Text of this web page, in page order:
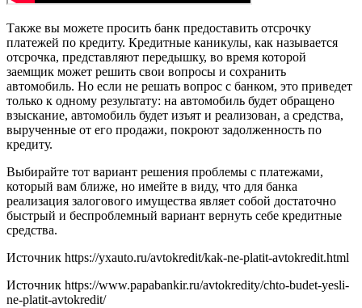
Также вы можете просить банк предоставить отсрочку
платежей по кредиту. Кредитные каникулы, как называется
отсрочка, представляют передышку, во время которой
заемщик может решить свои вопросы и сохранить
автомобиль. Но если не решать вопрос с банком, это приведет
только к одному результату: на автомобиль будет обращено
взыскание, автомобиль будет изъят и реализован, а средства,
вырученные от его продажи, покроют задолженность по
кредиту.
Выбирайте тот вариант решения проблемы с платежами,
который вам ближе, но имейте в виду, что для банка
реализация залогового имущества являет собой достаточно
быстрый и беспроблемный вариант вернуть себе кредитные
средства.
Источник https://yxauto.ru/avtokredit/kak-ne-platit-avtokredit.html
Источник https://www.papabankir.ru/avtokredity/chto-budet-yesli-
ne-platit-avtokredit/